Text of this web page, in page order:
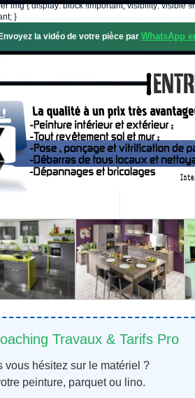
{ display: block !important; visibility: visible
}
la vidéo de votre pièce par WhatsApp
Travaux & Tarifs Pro
vous hésitez sur le matériel ?
peinture, parquet ou lino.